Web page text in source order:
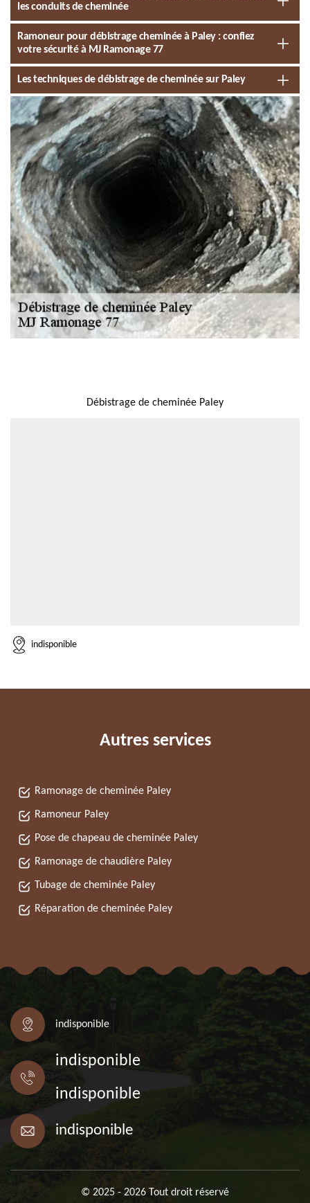
les conduits de cheminée
Ramoneur pour débistrage cheminée à Paley : confiez
votre sécurité à MJ Ramonage 77
Les techniques de débistrage de cheminée sur Paley
Débistrage de cheminée Paley
indisponible
Autres services
Ramonage de cheminée Paley
Ramoneur Paley
Pose de chapeau de cheminée Paley
Ramonage de chaudière Paley
Tubage de cheminée Paley
Réparation de cheminée Paley
indisponible
indisponible
indisponible
indisponible
© 2025 - 2026 Tout droit réservé